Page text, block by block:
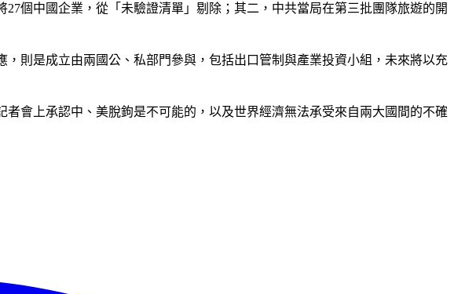
個中國企業，從「未驗證清單」剔除；其二，中共當局在第三批團隊旅遊的開
則是成立由兩國公、私部門參與，包括出口管制與產業投資小組，未來將以充
會上承認中、美脫鉤是不可能的，以及世界經濟無法承受來自兩大國間的不確